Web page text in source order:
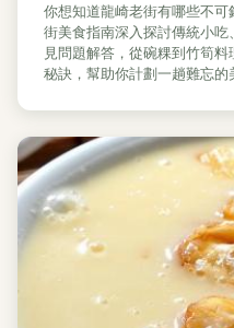
你想知道龍崎老街有哪些不
街美食指南深入探討傳統小
見問題解答，從碗粿到竹筍
秘訣，幫助你計劃一趟難忘的